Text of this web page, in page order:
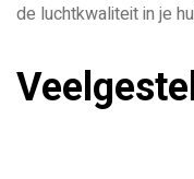
de luchtkwaliteit in je